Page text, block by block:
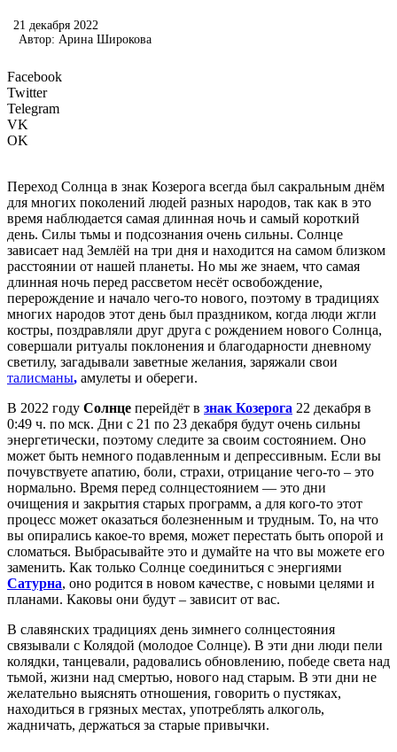
21 декабря 2022
Автор: Арина Широкова
Facebook
Twitter
Telegram
VK
OK
Переход Солнца в знак Козерога всегда был сакральным днём
для многих поколений людей разных народов, так как в это
время наблюдается самая длинная ночь и самый короткий
день. Силы тьмы и подсознания очень сильны. Солнце
зависает над Землёй на три дня и находится на самом близком
расстоянии от нашей планеты. Но мы же знаем, что самая
длинная ночь перед рассветом несёт освобождение,
перерождение и начало чего-то нового, поэтому в традициях
многих народов этот день был праздником, когда люди жгли
костры, поздравляли друг друга с рождением нового Солнца,
совершали ритуалы поклонения и благодарности дневному
светилу, загадывали заветные желания, заряжали свои
талисманы, амулеты и обереги.
В 2022 году Солнце перейдёт в знак Козерога 22 декабря в
0:49 ч. по мск. Дни с 21 по 23 декабря будут очень сильны
энергетически, поэтому следите за своим состоянием. Оно
может быть немного подавленным и депрессивным. Если вы
почувствуете апатию, боли, страхи, отрицание чего-то – это
нормально. Время перед солнцестоянием — это дни
очищения и закрытия старых программ, а для кого-то этот
процесс может оказаться болезненным и трудным. То, на что
вы опирались какое-то время, может перестать быть опорой и
сломаться. Выбрасывайте это и думайте на что вы можете его
заменить. Как только Солнце соединиться с энергиями
Сатурна, оно родится в новом качестве, с новыми целями и
планами. Каковы они будут – зависит от вас.
В славянских традициях день зимнего солнцестояния
связывали с Колядой (молодое Солнце). В эти дни люди пели
колядки, танцевали, радовались обновлению, победе света над
тьмой, жизни над смертью, нового над старым. В эти дни не
желательно выяснять отношения, говорить о пустяках,
находиться в грязных местах, употреблять алкоголь,
жадничать, держаться за старые привычки.